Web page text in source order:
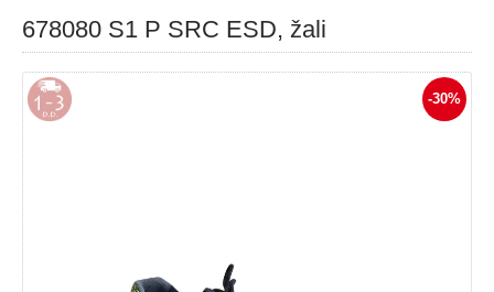
678080 S1 P SRC ESD, žali
-30%